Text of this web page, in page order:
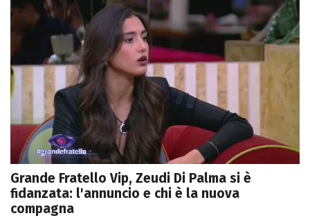
Grande Fratello Vip, Zeudi Di Palma si è
fidanzata: l'annuncio e chi è la nuova
compagna